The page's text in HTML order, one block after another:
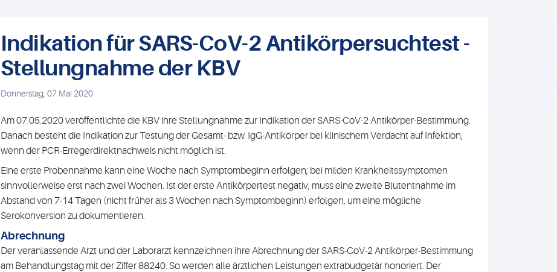
Indikation für SARS-CoV-2 Antikörpersuchtest -
Stellungnahme der KBV
Donnerstag, 07 Mai 2020
Am 07.05.2020 veröffentlichte die KBV ihre Stellungnahme zur Indikation der SARS-CoV-2 Antikörper-Bestimmung.
Danach besteht die Indikation zur Testung der Gesamt- bzw. IgG-Antikörper bei klinischem Verdacht auf Infektion,
wenn der PCR-Erregerdirektnachweis nicht möglich ist.
Eine erste Probennahme kann eine Woche nach Symptombeginn erfolgen; bei milden Krankheitssymptomen
sinnvollerweise erst nach zwei Wochen. Ist der erste Antikörpertest negativ, muss eine zweite Blutentnahme im
Abstand von 7-14 Tagen (nicht früher als 3 Wochen nach Symptombeginn) erfolgen, um eine mögliche
Serokonversion zu dokumentieren.
Abrechnung
Der veranlassende Arzt und der Laborarzt kennzeichnen ihre Abrechnung der SARS-CoV-2 Antikörper-Bestimmung
am Behandlungstag mit der Ziffer 88240. So werden alle ärztlichen Leistungen extrabudgetär honoriert. Der